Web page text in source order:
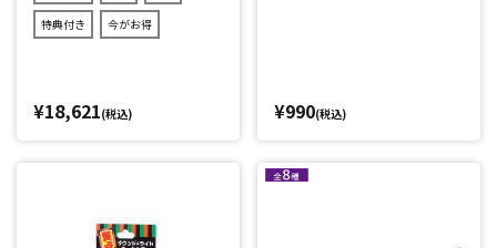
特典付き 今がお得
¥18,621(税込) ¥990(税込)